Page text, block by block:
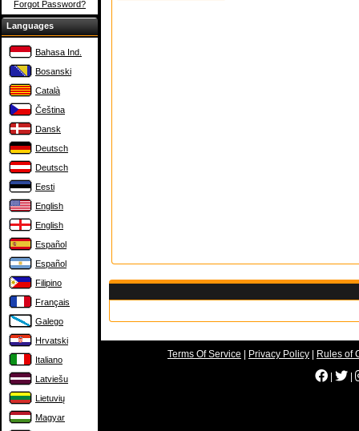
Forgot Password?
Languages
Bahasa Ind.
Bosanski
Català
Čeština
Dansk
Deutsch
Deutsch
Eesti
English
English
Español
Español
Filipino
Français
Galego
Hrvatski
Italiano
Latviešu
Lietuvių
Magyar
Terms Of Service Privacy Policy
Rules of